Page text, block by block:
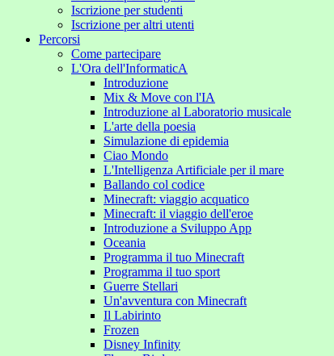
Iscrizione per studenti
Iscrizione per altri utenti
Percorsi
Come partecipare
L'Ora dell'InformaticA
Introduzione
Mix & Move con l'IA
Introduzione al Laboratorio musicale
L'arte della poesia
Simulazione di epidemia
Ciao Mondo
L'Intelligenza Artificiale per il mare
Ballando col codice
Minecraft: viaggio acquatico
Minecraft: il viaggio dell'eroe
Introduzione a Sviluppo App
Oceania
Programma il tuo Minecraft
Programma il tuo sport
Guerre Stellari
Un'avventura con Minecraft
Il Labirinto
Frozen
Disney Infinity